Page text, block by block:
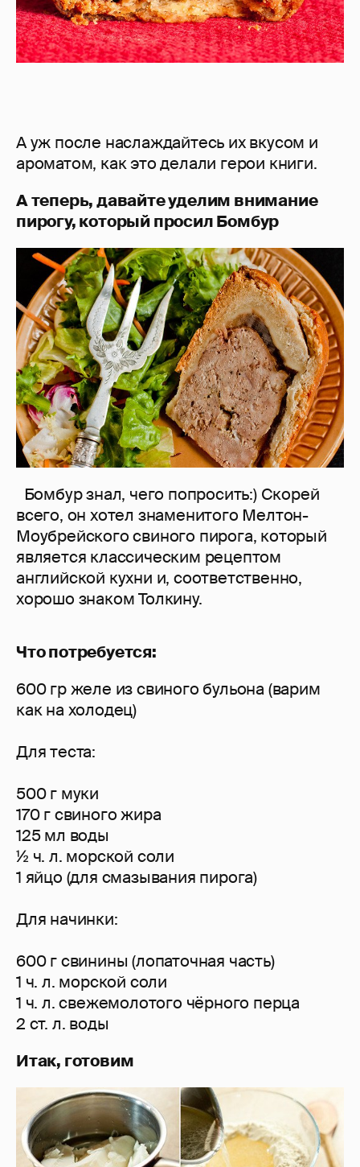
А уж после наслаждайтесь их вкусом и
ароматом, как это делали герои книги.
А теперь, давайте уделим внимание
пирогу, который просил Бомбур
Бомбур знал, чего попросить:) Скорей
всего, он хотел знаменитого Мелтон-
Моубрейского свиного пирога, который
является классическим рецептом
английской кухни и, соответственно,
хорошо знаком Толкину.
Что потребуется:
600 гр желе из свиного бульона (варим
как на холодец)
Для теста:
500 г муки
170 г свиного жира
125 мл воды
½ ч. л. морской соли
1 яйцо (для смазывания пирога)
Для начинки:
600 г свинины (лопаточная часть)
1 ч. л. морской соли
1 ч. л. свежемолотого чёрного перца
2 ст. л. воды
Итак, готовим